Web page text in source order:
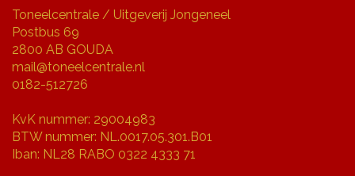
Toneelcentrale / Uitgeverij Jongeneel
Postbus 69
2800 AB GOUDA
mail@toneelcentrale.nl
0182-512726
KvK nummer: 29004983
BTW nummer: NL.0017.05.301.B01
Iban: NL28 RABO 0322 4333 71